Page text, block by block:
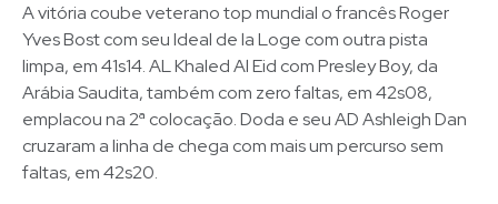
A vitória coube veterano top mundial o francês Roger
Yves Bost com seu Ideal de la Loge com outra pista
limpa, em 41s14. AL Khaled Al Eid com Presley Boy, da
Arábia Saudita, também com zero faltas, em 42s08,
emplacou na 2ª colocação. Doda e seu AD Ashleigh Dan
cruzaram a linha de chega com mais um percurso sem
faltas, em 42s20.